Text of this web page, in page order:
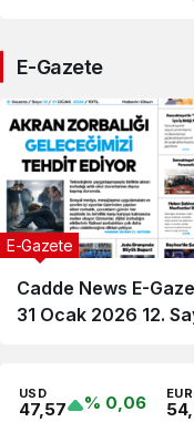
E-Gazete
News E-Gazete
2026 12. Sayısı
USD
47,57 % 0,06